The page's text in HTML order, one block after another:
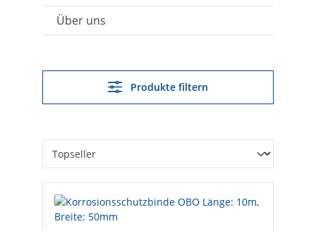
Über uns
Produkte filtern